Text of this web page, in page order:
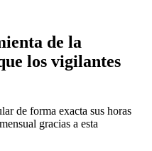
de la
los vigilantes
de forma exacta sus horas
gracias a esta